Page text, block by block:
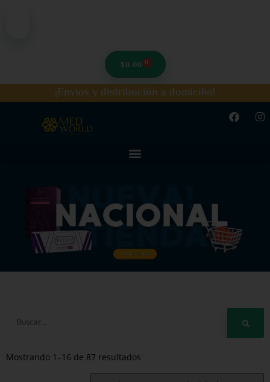
$0.00 0
¡Envios y distribución a domicilio!
Mostrando 1–16 de 87 resultados